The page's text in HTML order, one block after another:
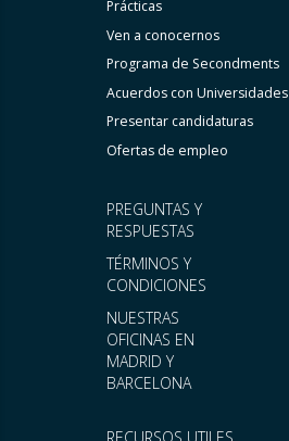
PREGUNTAS Y
RESPUESTAS
TÉRMINOS Y
CONDICIONES
NUESTRAS
OFICINAS EN
MADRID Y
BARCELONA
Prácticas
Ven a conocernos
Programa de Secondments
Acuerdos con Universidades
Presentar candidaturas
Ofertas de empleo